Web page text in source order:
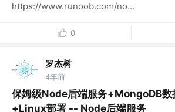
https://www.runoob.com/no...
0
罗杰树
4年前
保姆级Node后端服务+MongoDB
+Linux部署 -- Node后端服务